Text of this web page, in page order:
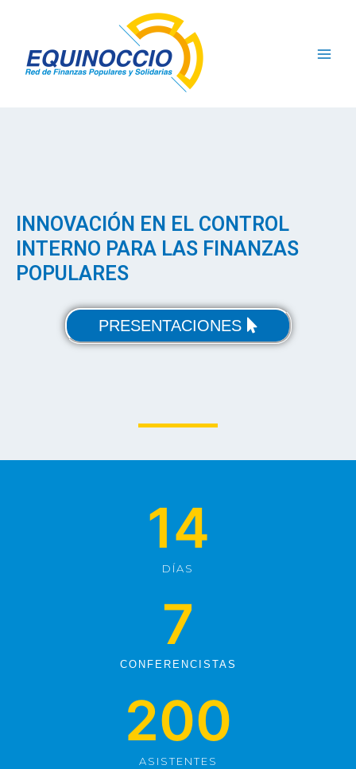
INNOVACIÓN EN EL CONTROL
INTERNO PARA LAS FINANZAS
POPULARES
PRESENTACIONES
14
DÍAS
7
CONFERENCISTAS
200
ASISTENTES